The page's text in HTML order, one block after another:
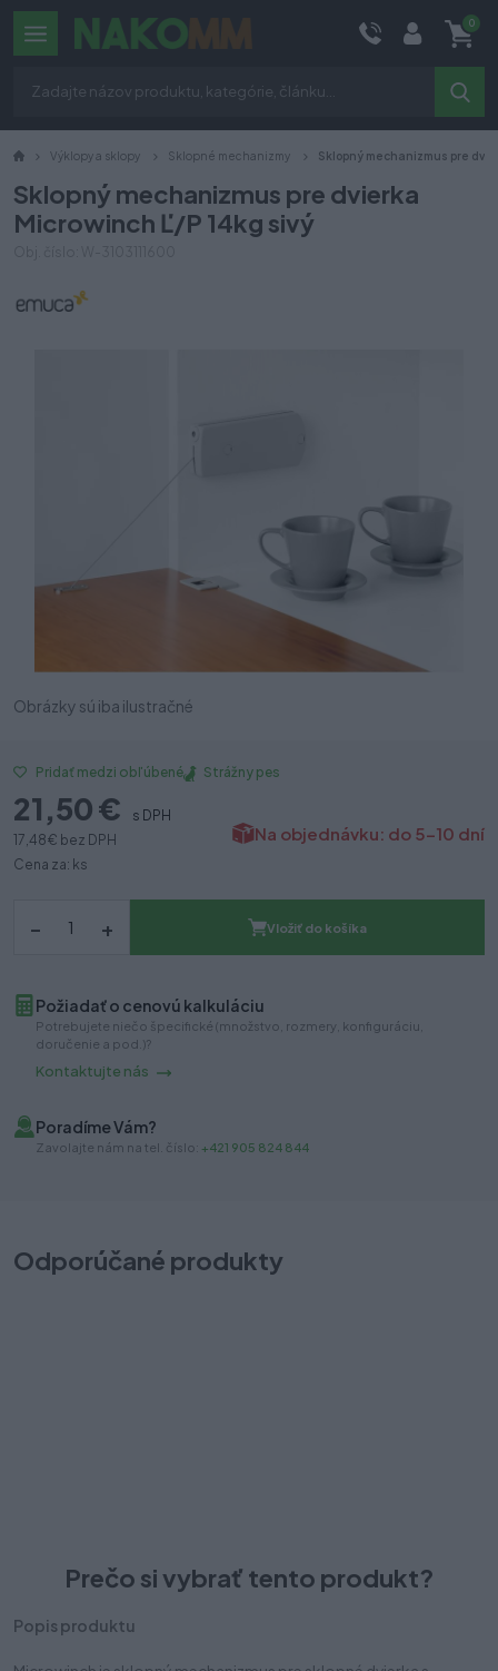
0
Výklopy a sklopy Sklopné mechanizmy Sklopný mechanizmus pre
Sklopný mechanizmus pre dvierka
Microwinch Ľ/P 14kg sivý
Obrázky sú iba ilustračné
Pridať medzi obľúbené Strážny pes
21,50 €
s DPH
17,48 € bez DPH
Cena za: ks
Na objednávku: do 5-10 dní
– + Vložiť do košíka
Požiadať o cenovú kalkuláciu
Potrebujete niečo špecifické (množstvo, rozmery, konfiguráciu,
doručenie a pod.)?
Kontaktujte nás
Poradíme Vám?
Zavolajte nám na tel. číslo: +421 905 824 844
Odporúčané produkty
Prečo si vybrať tento produkt?
Popis produktu